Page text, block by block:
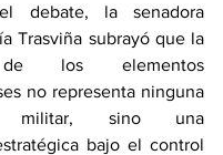
debate, la senadora
Trasviña subrayó que la
de los elementos
no representa ninguna
militar, sino una
bajo el control